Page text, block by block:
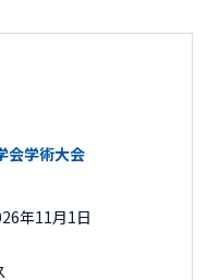
会学術大会
年11月1日